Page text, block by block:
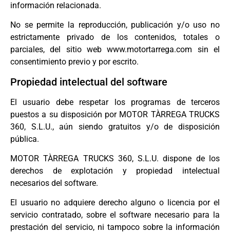
información relacionada.
No se permite la reproducción, publicación y/o uso no
estrictamente privado de los contenidos, totales o
parciales, del sitio web www.motortarrega.com sin el
consentimiento previo y por escrito.
Propiedad intelectual del software
El usuario debe respetar los programas de terceros
puestos a su disposición por MOTOR TÀRREGA TRUCKS
360, S.L.U., aún siendo gratuitos y/o de disposición
pública.
MOTOR TÀRREGA TRUCKS 360, S.L.U. dispone de los
derechos de explotación y propiedad intelectual
necesarios del software.
El usuario no adquiere derecho alguno o licencia por el
servicio contratado, sobre el software necesario para la
prestación del servicio, ni tampoco sobre la información